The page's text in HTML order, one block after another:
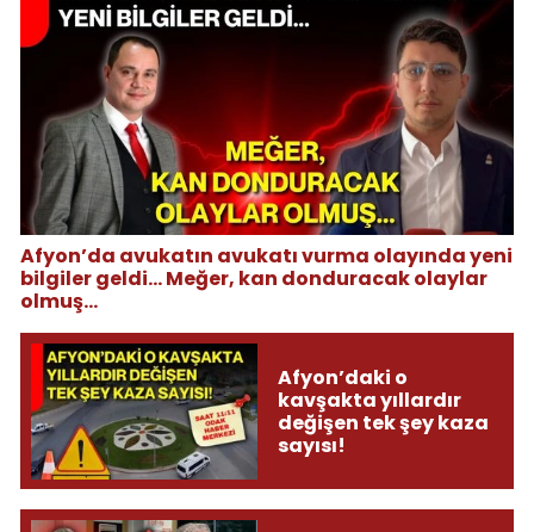
Afyon’da avukatın avukatı vurma olayında yeni
bilgiler geldi... Meğer, kan donduracak olaylar
olmuş...
Afyon’daki o
kavşakta yıllardır
değişen tek şey kaza
sayısı!